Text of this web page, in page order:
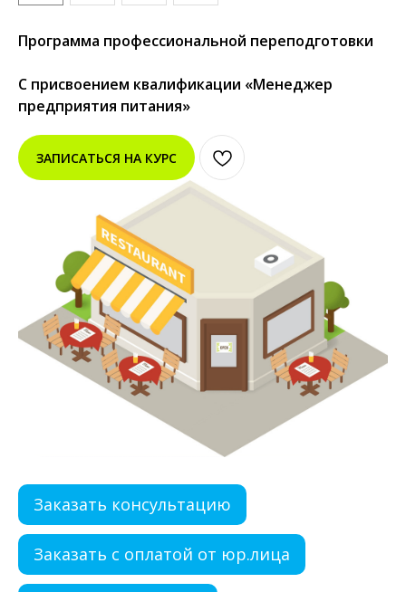
Программа профессиональной переподготовки
C присвоением квалификации «Менеджер
предприятия питания»
ЗАПИСАТЬСЯ НА КУРС
Заказать консультацию
Заказать с оплатой от юр.лица